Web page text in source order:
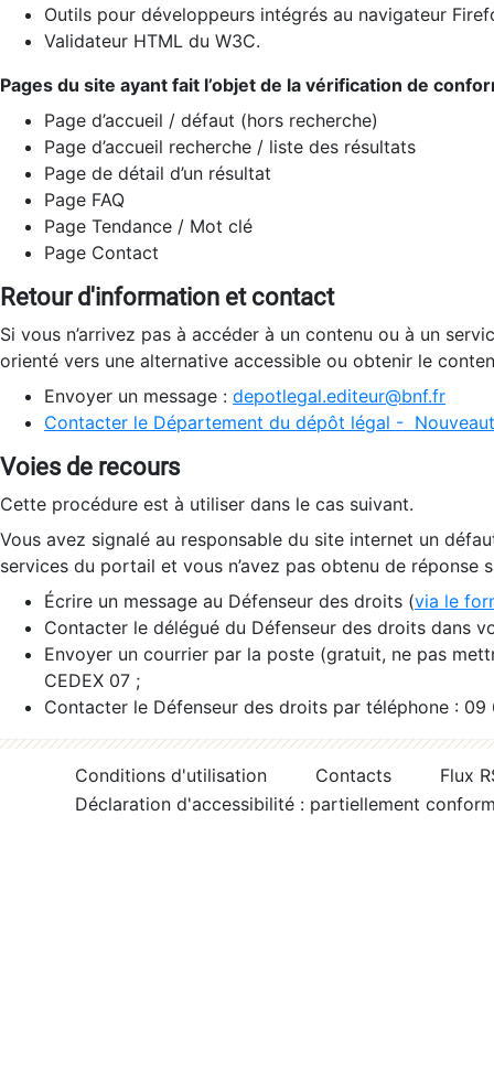
Outils pour développeurs intégrés au navigateur
Validateur HTML du W3C.
Pages du site ayant fait l’objet de la vérification de
Page d’accueil / défaut (hors recherche)
Page d’accueil recherche / liste des résultats
Page de détail d’un résultat
Page FAQ
Page Tendance / Mot clé
Page Contact
Retour d'information et contact
Si vous n’arrivez pas à accéder à un contenu ou à un
orienté vers une alternative accessible ou obtenir le
Envoyer un message : depotlegal.editeur@bnf.fr
Contacter le Département du dépôt légal -
Voies de recours
Cette procédure est à utiliser dans le cas suivant.
Vous avez signalé au responsable du site internet un
services du portail et vous n’avez pas obtenu de réponse
Écrire un message au Défenseur des droits (via le
Contacter le délégué du Défenseur des droits dans
Envoyer un courrier par la poste (gratuit, ne pas
CEDEX 07 ;
Contacter le Défenseur des droits par téléphone :
Conditions d'utilisation Contacts
Flux
Déclaration d'accessibilité : partiellement